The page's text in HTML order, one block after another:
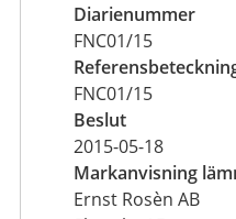
Diarienummer
FNC01/15
FNC01/15
Beslut
2015-05-18
Markanvisning
Ernst Rosèn AB